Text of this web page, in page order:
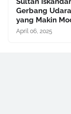
Gerbang
yang Makin
April 06, 2025